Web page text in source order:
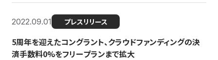
2022.09.01 プレスリリース
5周年を迎えたコングラント、クラウドファンディングの決
済手数料0%をフリープランまで拡大